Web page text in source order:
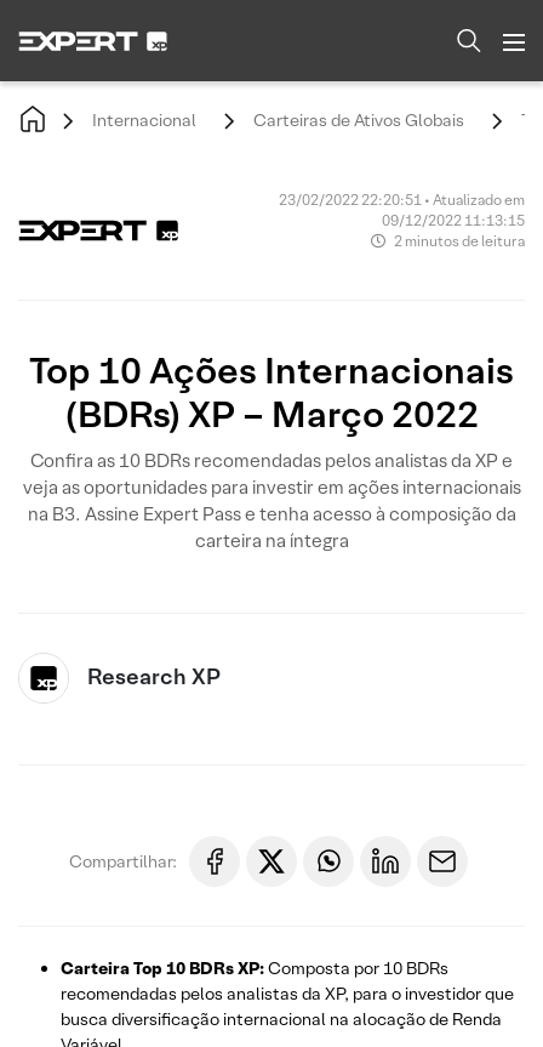
Internacional Carteiras de Ativos Globais
23/02/2022 22:20:51 • Atualizado em
09/12/2022 11:13:15
2 minutos de leitura
Top 10 Ações Internacionais
(BDRs) XP – Março 2022
Confira as 10 BDRs recomendadas pelos analistas da XP e
veja as oportunidades para investir em ações internacionais
na B3. Assine Expert Pass e tenha acesso à composição da
carteira na íntegra
Research XP
Compartilhar:
Carteira Top 10 BDRs XP:Composta por 10 BDRs
recomendadas pelos analistas da XP, para o investidor que
busca diversificação internacional na alocação de Renda